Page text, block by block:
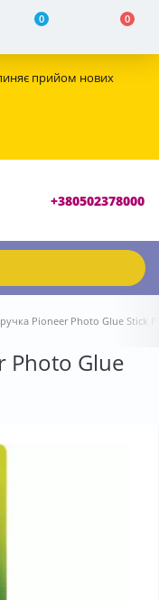
0 0
прийом нових
+380502378000
Pioneer Photo Glue Stick
Photo Glue